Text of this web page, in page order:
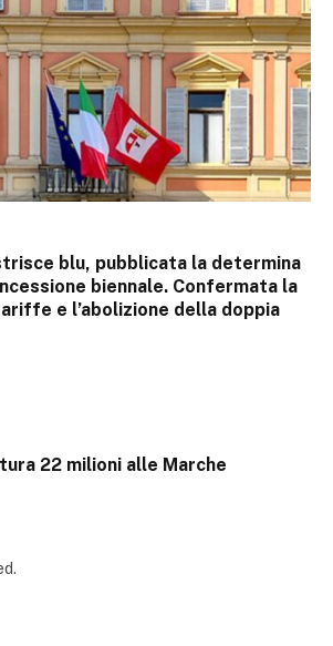
blu, pubblicata la determina
biennale. Confermata la
e l’abolizione della doppia
22 milioni alle Marche